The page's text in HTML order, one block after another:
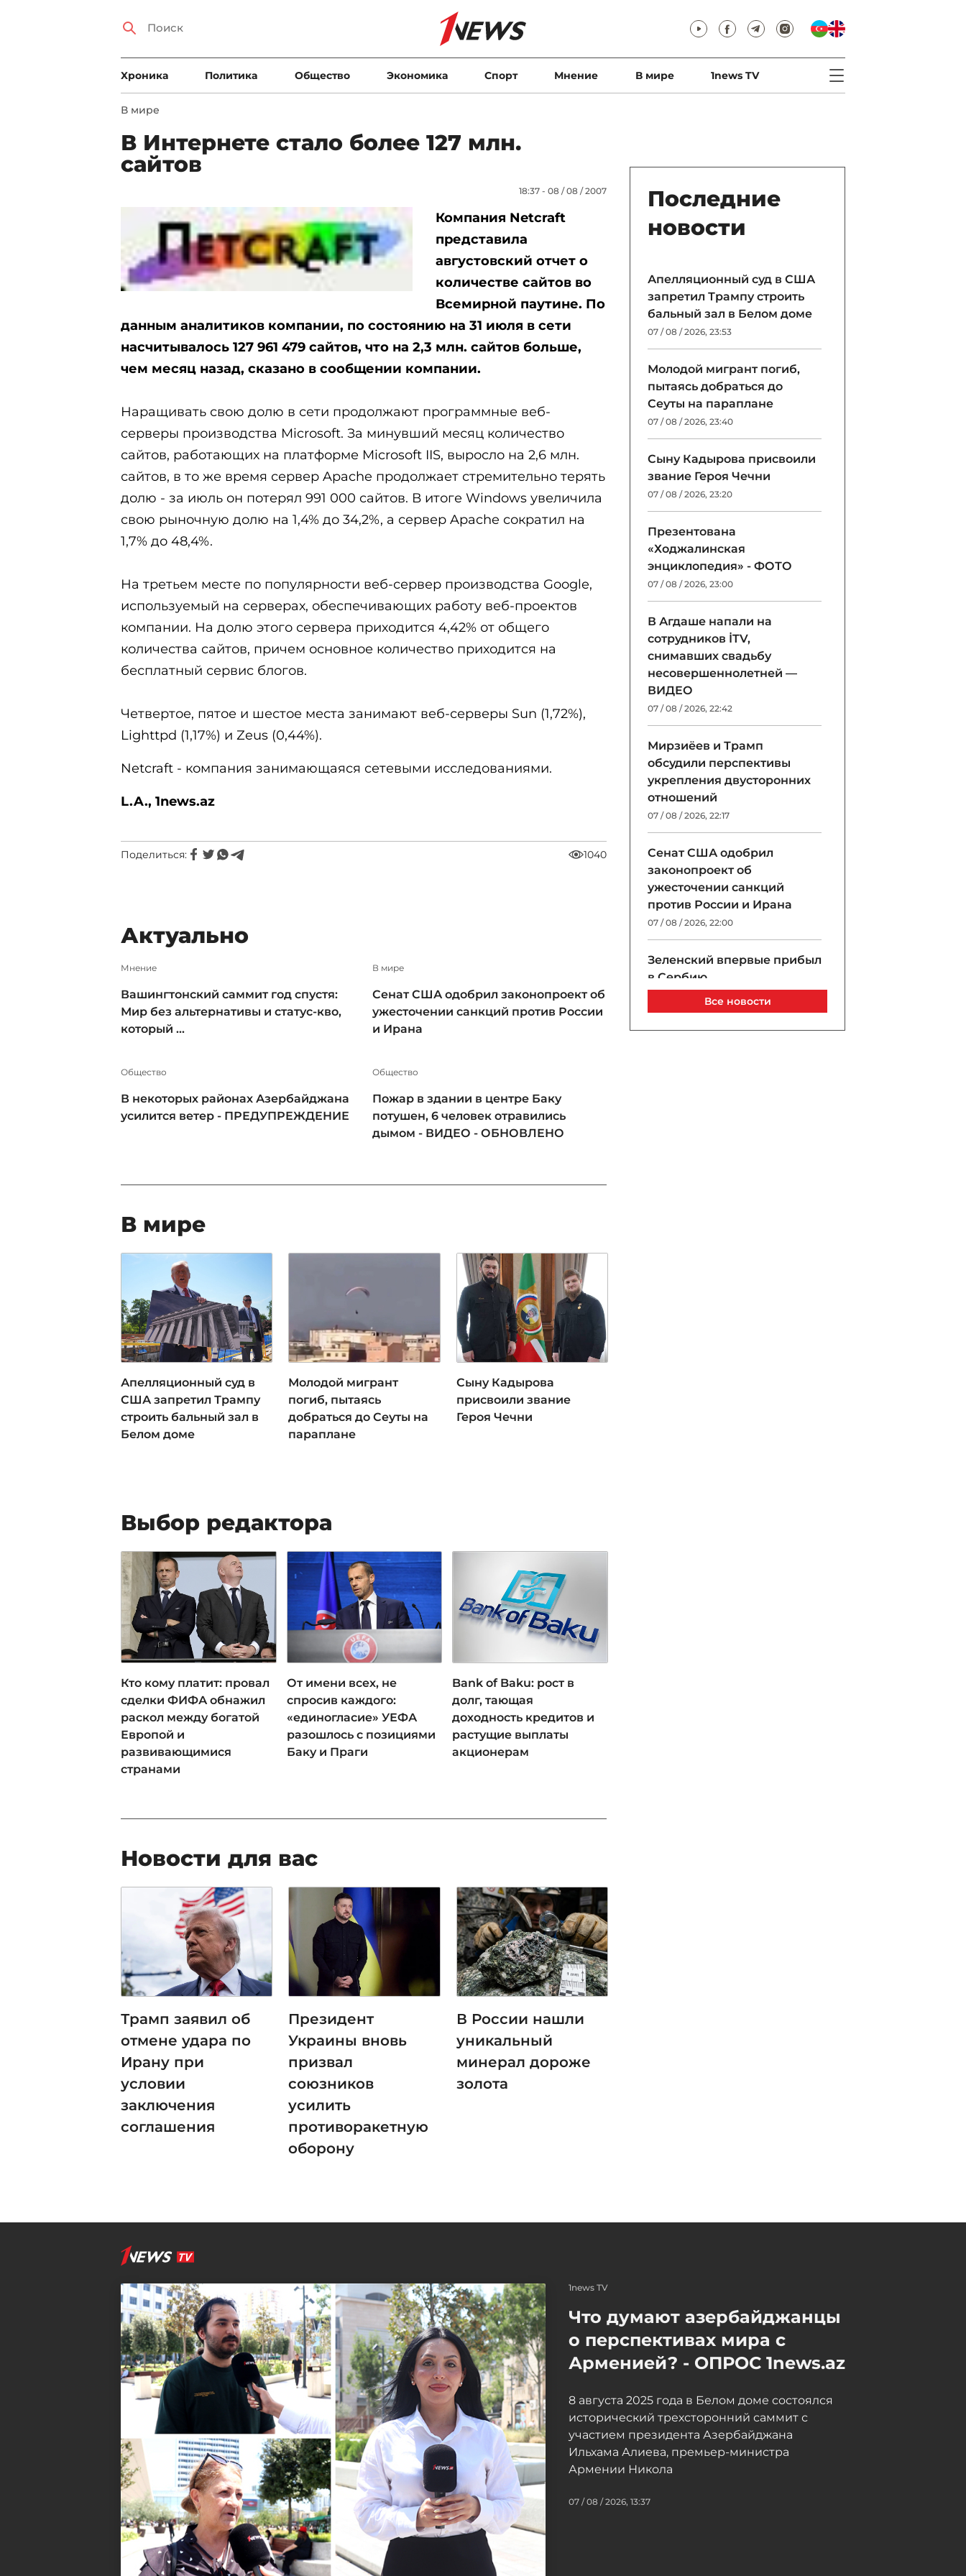
Xроника Политика Общество Экономика Спорт Мнение В мире 1news TV
В мире
В Интернете стало более 127 млн.
сайтов
18:37 - 08 / 08 / 2007
Компания Netcraft
представила
августовский отчет о
количестве сайтов во
Всемирной паутине. По
данным аналитиков компании, по состоянию на 31 июля в сети
насчитывалось 127 961 479 сайтов, что на 2,3 млн. сайтов больше,
чем месяц назад, сказано в сообщении компании.
Наращивать свою долю в сети продолжают программные веб-
серверы производства Microsoft. За минувший месяц количество
сайтов, работающих на платформе Microsoft IIS, выросло на 2,6 млн.
сайтов, в то же время сервер Apache продолжает стремительно терять
долю - за июль он потерял 991 000 сайтов. В итоге Windows увеличила
свою рыночную долю на 1,4% до 34,2%, а сервер Apache сократил на
1,7% до 48,4%.
На третьем месте по популярности веб-сервер производства Google,
используемый на серверах, обеспечивающих работу веб-проектов
компании. На долю этого сервера приходится 4,42% от общего
количества сайтов, причем основное количество приходится на
бесплатный сервис блогов.
Четвертое, пятое и шестое места занимают веб-серверы Sun (1,72%),
Lighttpd (1,17%) и Zeus (0,44%).
Netcraft - компания занимающаяся сетевыми исследованиями.
L.A., 1news.az
Поделиться: 1040
Актуально
Мнение
Вашингтонский саммит год спустя:
Мир без альтернативы и статус-кво,
который ...
В мире
Сенат США одобрил законопроект об
ужесточении санкций против России
и Ирана
Общество
В некоторых районах Азербайджана
усилится ветер - ПРЕДУПРЕЖДЕНИЕ
Общество
Пожар в здании в центре Баку
потушен, 6 человек отравились
дымом - ВИДЕО - ОБНОВЛЕНО
В мире
Апелляционный суд в
США запретил Трампу
строить бальный зал в
Белом доме
Молодой мигрант
погиб, пытаясь
добраться до Сеуты на
параплане
Сыну Кадырова
присвоили звание
Героя Чечни
Выбор редактора
Кто кому платит: провал
сделки ФИФА обнажил
раскол между богатой
Европой и
развивающимися
странами
От имени всех, не
спросив каждого:
«единогласие» УЕФА
разошлось с позициями
Баку и Праги
Bank of Baku: рост в
долг, тающая
доходность кредитов и
растущие выплаты
акционерам
Новости для вас
Трамп заявил об
отмене удара по
Ирану при
условии
заключения
соглашения
Президент
Украины вновь
призвал
союзников
усилить
противоракетную
оборону
В России нашли
уникальный
минерал дороже
золота
Последние
новости
Апелляционный суд в США
запретил Трампу строить
бальный зал в Белом доме
07 / 08 / 2026, 23:53
Молодой мигрант погиб,
пытаясь добраться до
Сеуты на параплане
07 / 08 / 2026, 23:40
Сыну Кадырова присвоили
звание Героя Чечни
07 / 08 / 2026, 23:20
Презентована
«Ходжалинская
энциклопедия» - ФОТО
07 / 08 / 2026, 23:00
В Агдаше напали на
сотрудников İTV,
снимавших свадьбу
несовершеннолетней —
ВИДЕО
07 / 08 / 2026, 22:42
Мирзиёев и Трамп
обсудили перспективы
укрепления двусторонних
отношений
07 / 08 / 2026, 22:17
Сенат США одобрил
законопроект об
ужесточении санкций
против России и Ирана
07 / 08 / 2026, 22:00
Зеленский впервые прибыл
в Сербию
07 / 08 / 2026, 21:40
Анар Байрамов уволил
Все новости
1news TV
Что думают азербайджанцы
о перспективах мира с
Арменией? - ОПРОС 1news.az
8 августа 2025 года в Белом доме состоялся
исторический трехсторонний саммит с
участием президента Азербайджана
Ильхама Алиева, премьер-министра
Армении Никола
07 / 08 / 2026, 13:37